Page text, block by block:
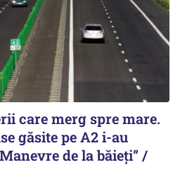
care merg spre mare.
găsite pe A2 i-au
de la băieți” /